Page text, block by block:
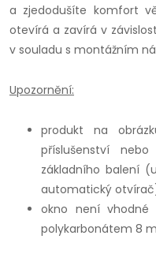
a zjedodušíte komfort
otevírá a zavírá v
v souladu s montážním
Upozornění:
produkt na
příslušenství
základního balení
automatický
okno není vhodné
polykarbonátem 8